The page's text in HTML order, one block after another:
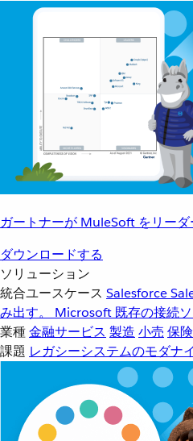
ガートナーが MuleSoft をリー
ダウンロードする
ソリューション
統合ユースケース Salesforce
み出す。
Microsoft 既存の接続
業種金融サービス 製造 小売 保険
課題 レガシーシステムのモダナ